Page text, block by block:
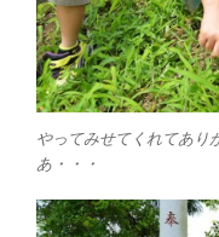
やってみせてくれてあ
あ・・・